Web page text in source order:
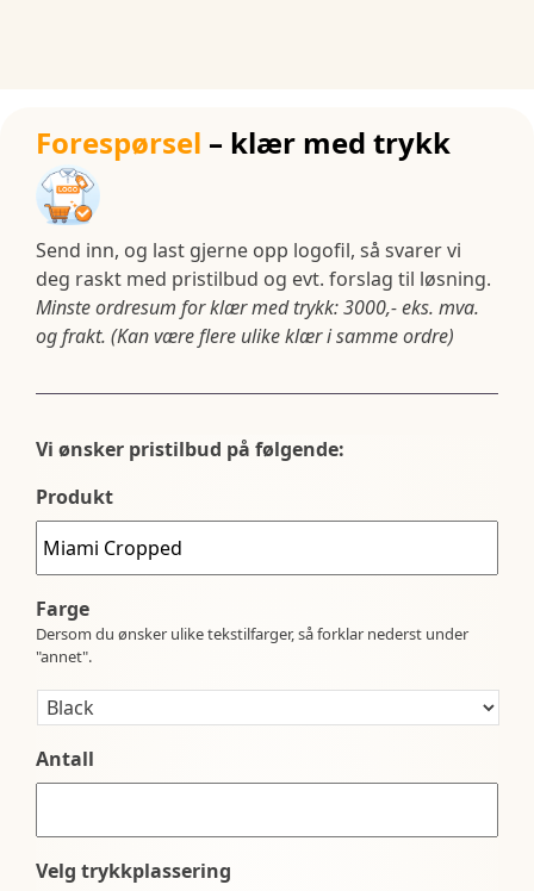
Forespørsel – klær med trykk
Send inn, og last gjerne opp logofil, så svarer vi
deg raskt med pristilbud og evt. forslag til løsning.
Minste ordresum for klær med trykk: 3000,- eks. mva.
og frakt. (Kan være flere ulike klær i samme ordre)
Vi ønsker pristilbud på følgende:
Produkt
Farge
Dersom du ønsker ulike tekstilfarger, så forklar nederst under
"annet".
Antall
Velg trykkplassering